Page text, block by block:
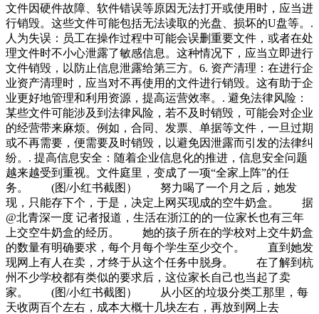
文件因硬件故障、软件错误等原因无法打开或使用时，应当进
行销毁。这些文件可能包括无法读取的光盘、损坏的U盘等。.
人为失误：员工在操作过程中可能会误删重要文件，或者在处
理文件时不小心泄露了敏感信息。这种情况下，应当立即进行
文件销毁，以防止信息泄露给第三方。6. 资产清理：在进行企
业资产清理时，应当对不再使用的文件进行销毁。这有助于企
业更好地管理和利用资源，提高运营效率。. 避免法律风险：
某些文件可能涉及到法律风险，若不及时销毁，可能会对企业
的经营带来麻烦。例如，合同、发票、单据等文件，一旦过期
或不再需要，便需要及时销毁，以避免因泄露而引发的法律纠
纷。. 提高信息安全：随着企业信息化的推进，信息安全问题
越来越受到重视。文件庭里，变成了一项“全家上阵”的任
务。 (图/小红书截图） 努力喝了一个月之后，她发
现，只能存下个，于是，决定上网买现成的空牛奶盒。 据
@北青深一度 记者报道，生活在浙江的的一位家长也有三年
上交空牛奶盒的经历。 她的孩子所在的学校对上交牛奶盒
的数量有明确要求，每个月每个学生至少交个。 直到她发
现网上有人在卖，才终于从这个任务中脱身。 在了解到杭
州不少学校都有类似的要求后，这位家长自己也当起了卖
家。 (图/小红书截图） 从小区的垃圾分类工那里，每
天收两百个左右，成本大概十几块左右，再放到网上去